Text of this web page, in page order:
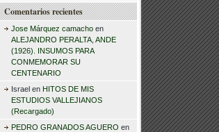
Comentarios recientes
Jose Márquez camachoen
ALEJANDRO PERALTA, ANDE
(1926). INSUMOS PARA
CONMEMORAR SU
CENTENARIO
Israelen HITOS DE MIS
ESTUDIOS VALLEJIANOS
(Recargado)
PEDRO GRANADOS AGUERO en